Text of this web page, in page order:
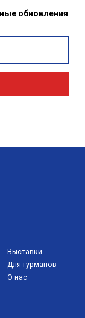
обновления
Выставки
Для гурманов
О нас